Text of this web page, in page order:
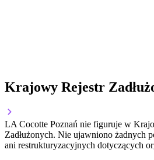
Krajowy Rejestr
LA Cocotte Poznań nie figuruje w
Zadłużonych. Nie ujawniono żadnych
ani restrukturyzacyjnych dotyczących